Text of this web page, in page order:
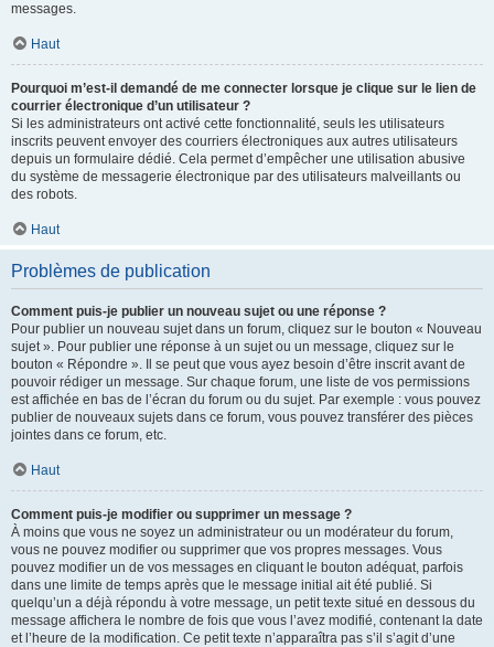
messages.
Haut
Pourquoi m’est-il demandé de me connecter lorsque je clique sur le lien de
courrier électronique d’un utilisateur ?
Si les administrateurs ont activé cette fonctionnalité, seuls les utilisateurs
inscrits peuvent envoyer des courriers électroniques aux autres utilisateurs
depuis un formulaire dédié. Cela permet d’empêcher une utilisation abusive
du système de messagerie électronique par des utilisateurs malveillants ou
des robots.
Haut
Problèmes de publication
Comment puis-je publier un nouveau sujet ou une réponse ?
Pour publier un nouveau sujet dans un forum, cliquez sur le bouton « Nouveau
sujet ». Pour publier une réponse à un sujet ou un message, cliquez sur le
bouton « Répondre ». Il se peut que vous ayez besoin d’être inscrit avant de
pouvoir rédiger un message. Sur chaque forum, une liste de vos permissions
est affichée en bas de l’écran du forum ou du sujet. Par exemple : vous pouvez
publier de nouveaux sujets dans ce forum, vous pouvez transférer des pièces
jointes dans ce forum, etc.
Haut
Comment puis-je modifier ou supprimer un message ?
À moins que vous ne soyez un administrateur ou un modérateur du forum,
vous ne pouvez modifier ou supprimer que vos propres messages. Vous
pouvez modifier un de vos messages en cliquant le bouton adéquat, parfois
dans une limite de temps après que le message initial ait été publié. Si
quelqu’un a déjà répondu à votre message, un petit texte situé en dessous du
message affichera le nombre de fois que vous l’avez modifié, contenant la date
et l’heure de la modification. Ce petit texte n’apparaîtra pas s’il s’agit d’une